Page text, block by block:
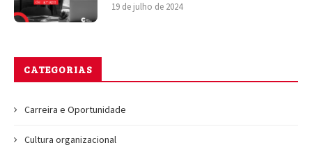
19 de julho de 2024
CATEGORIAS
Carreira e Oportunidade
Cultura organizacional